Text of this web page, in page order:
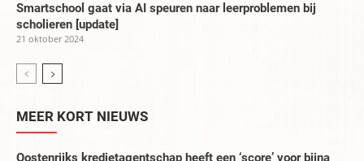
Smartschool gaat via AI speuren naar leerproblemen bij
scholieren [update]
21 oktober 2024
MEER KORT NIEUWS
Oostenrijks kredietagentschap heeft een ‘score’ voor bijna